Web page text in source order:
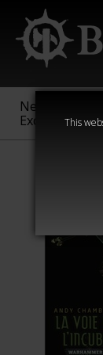
This
New &
Exclusive